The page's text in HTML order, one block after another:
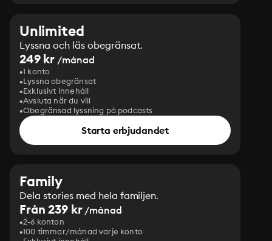
Unlimited
Lyssna och läs obegränsat.
249 kr /månad
1 konto
Lyssna obegränsat
Exklusivt innehåll
Avsluta när du vill
Obegränsad lyssning på podcasts
Starta erbjudandet
Family
Dela stories med hela familjen.
Från 239 kr/månad
2-6 konton
100 timmar/månad varje konto